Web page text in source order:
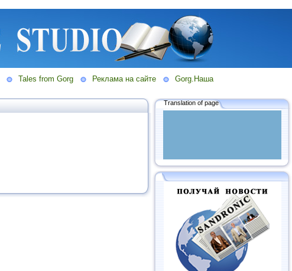
Tales from Gorg Реклама на сайте
Gorg.Наша
Translation of page